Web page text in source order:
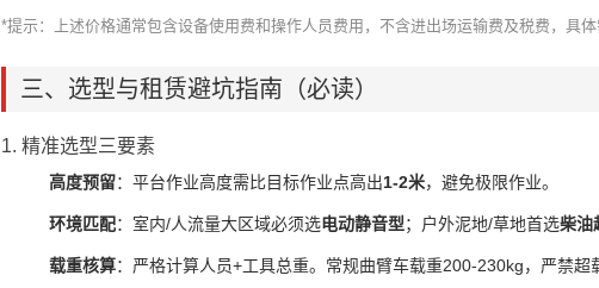
*提示：上述价格通常包含设备使用费和操作人员费用，不含进出场运输费及税费，具体
三、选型与租赁避坑指南（必读）
1. 精准选型三要素
高度预留：平台作业高度需比目标作业点高出1-2米，避免极限作业。
环境匹配：室内/人流量大区域必须选电动静音型；户外泥地/草地首选柴油
载重核算：严格计算人员+工具总重。常规曲臂车载重200-230kg，严禁超